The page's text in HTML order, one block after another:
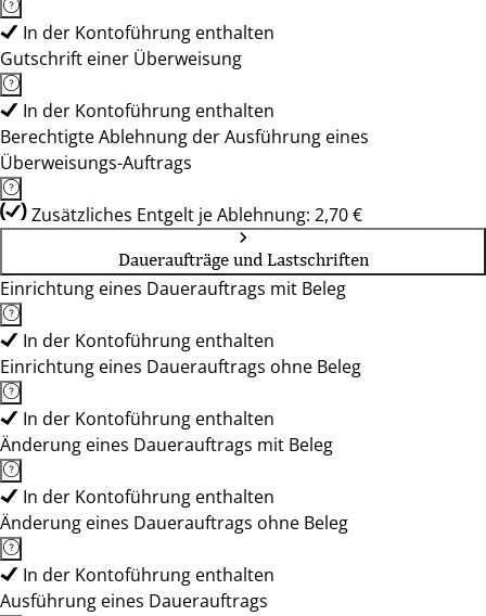
In der Kontoführung enthalten
Gutschrift einer Überweisung
In der Kontoführung enthalten
Berechtigte Ablehnung der Ausführung eines
Überweisungs-Auftrags
Zusätzliches Entgelt je Ablehnung: 2,70 €
Daueraufträge und Lastschriften
Einrichtung eines Dauerauftrags mit Beleg
In der Kontoführung enthalten
Einrichtung eines Dauerauftrags ohne Beleg
In der Kontoführung enthalten
Änderung eines Dauerauftrags mit Beleg
In der Kontoführung enthalten
Änderung eines Dauerauftrags ohne Beleg
In der Kontoführung enthalten
Ausführung eines Dauerauftrags